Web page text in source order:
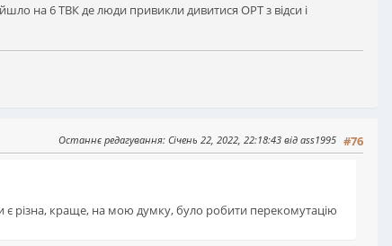
на 6 ТВК де люди привикли дивитися ОРТ з відси і
#76
Останнє редагування: Січень 22, 2022, 22:18:43 від ass1995
є різна, краще, на мою думку, було робити перекомутацію